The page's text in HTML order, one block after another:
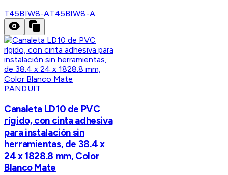
T45BIW8-AT45BIW8-A
PANDUIT
Canaleta LD10 de PVC
rígido, con cinta adhesiva
para instalación sin
herramientas, de 38.4 x
24 x 1828.8 mm, Color
Blanco Mate